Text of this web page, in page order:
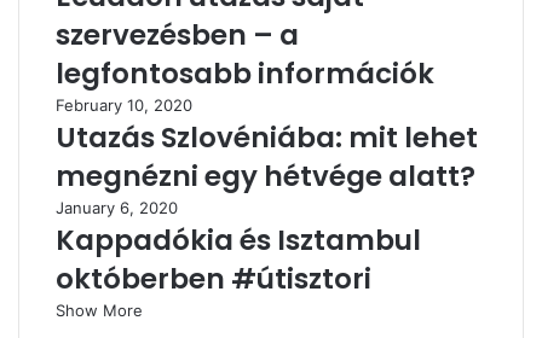
szervezésben – a
legfontosabb információk
February 10, 2020
Utazás Szlovéniába: mit lehet
megnézni egy hétvége alatt?
January 6, 2020
Kappadókia és Isztambul
októberben #útisztori
Show More